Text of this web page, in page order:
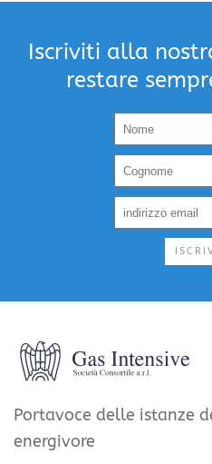
Iscriviti alla
restare
Portavoce delle istanze
energivore